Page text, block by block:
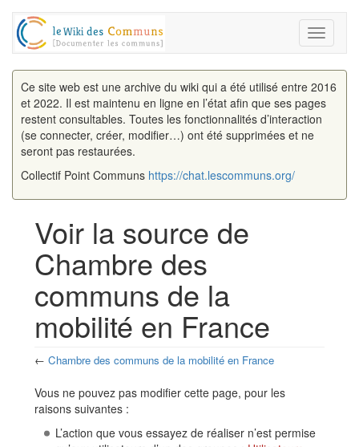
Toggle
Ce site web est une archive du wiki qui a été utilisé entre 2016
et 2022. Il est maintenu en ligne en l’état afin que ses pages
restent consultables. Toutes les fonctionnalités d’interaction
(se connecter, créer, modifier…) ont été supprimées et ne
seront pas restaurées.
Collectif Point Communs https://chat.lescommuns.org/
Voir la source de
Chambre des
communs de la
mobilité en France
← Chambre des communs de la mobilité en France
Vous ne pouvez pas modifier cette page, pour les
raisons suivantes :
L’action que vous essayez de réaliser n’est permise